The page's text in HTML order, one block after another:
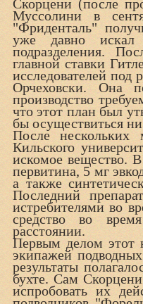
Скорцени (после
Муссолини в
"Фриденталь"
уже давно искал
подразделения.
главной ставки
исследователей под
Орчеховски. Она
производство
что этот план был
бы осуществиться
После нескольких
Кильского
искомое вещество.
первитина, 5 мг
а также
Последний
истребителями во
средство во
расстоянии.
Первым делом этот
экипажей
результаты
бухте. Сам
испробовать их